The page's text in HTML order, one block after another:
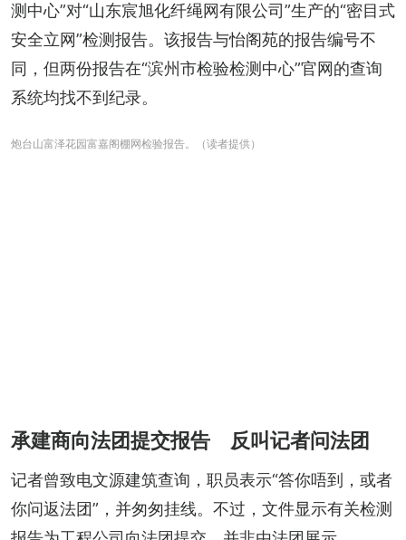
测中心”对“山东宸旭化纤绳网有限公司”生产的“密目式
安全立网”检测报告。该报告与怡阁苑的报告编号不
同，但两份报告在“滨州市检验检测中心”官网的查询
系统均找不到纪录。
炮台山富泽花园富嘉阁棚网检验报告。（读者提供）
承建商向法团提交报告 反叫记者问法团
记者曾致电文源建筑查询，职员表示“答你唔到，或者
你问返法团”，并匆匆挂线。不过，文件显示有关检测